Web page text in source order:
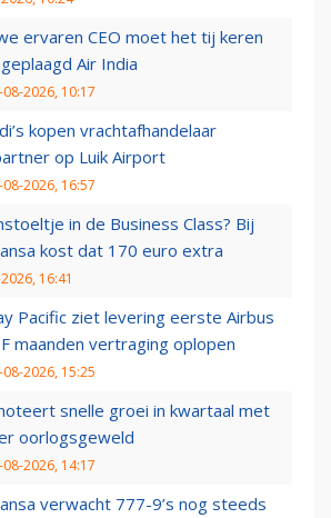
ervaren CEO moet het tij keren
Air India
08-2026, 10:17
kopen vrachtafhandelaar
op Luik Airport
08-2026, 16:57
in de Business Class? Bij
kost dat 170 euro extra
16:41
Pacific ziet levering eerste Airbus
maanden vertraging oplopen
08-2026, 15:25
snelle groei in kwartaal met
oorlogsgeweld
08-2026, 14:17
verwacht 777-9’s nog steeds